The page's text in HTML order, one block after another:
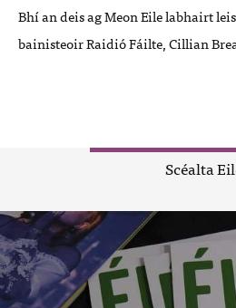
Bhí an deis ag Meon Eile labhairt
bainisteoir Raidió Fáilte, Cillian
Scéalta